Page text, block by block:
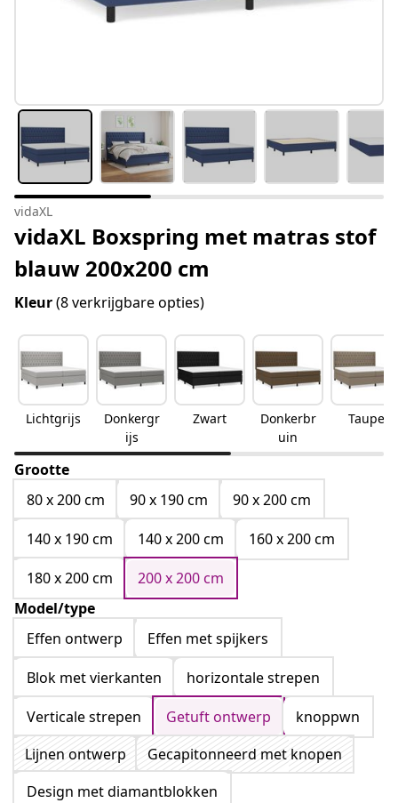
vidaXL
vidaXL Boxspring met matras stof
blauw 200x200 cm
Kleur(8 verkrijgbare opties)
Lichtgrijs
Donkergr
ijs
Zwart
Donkerbr
uin
Taupe
Grootte
80 x 200 cm
90 x 190 cm
90 x 200 cm
140 x 190 cm
140 x 200 cm
160 x 200 cm
180 x 200 cm
200 x 200 cm
Model/type
Effen ontwerp
Effen met spijkers
Blok met vierkanten
horizontale strepen
Verticale strepen
Getuft ontwerp
knoppwn
Lijnen ontwerp
Gecapitonneerd met knopen
Design met diamantblokken